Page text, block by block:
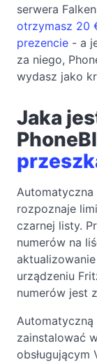
serwera
otrzymasz 20
prezencie - a
za niego,
wydasz jako
Jaka
Automatyczna
rozpoznaje
czarnej listy.
numerów na
urządzeniu
numerów jest
zainstalować
obsługującym